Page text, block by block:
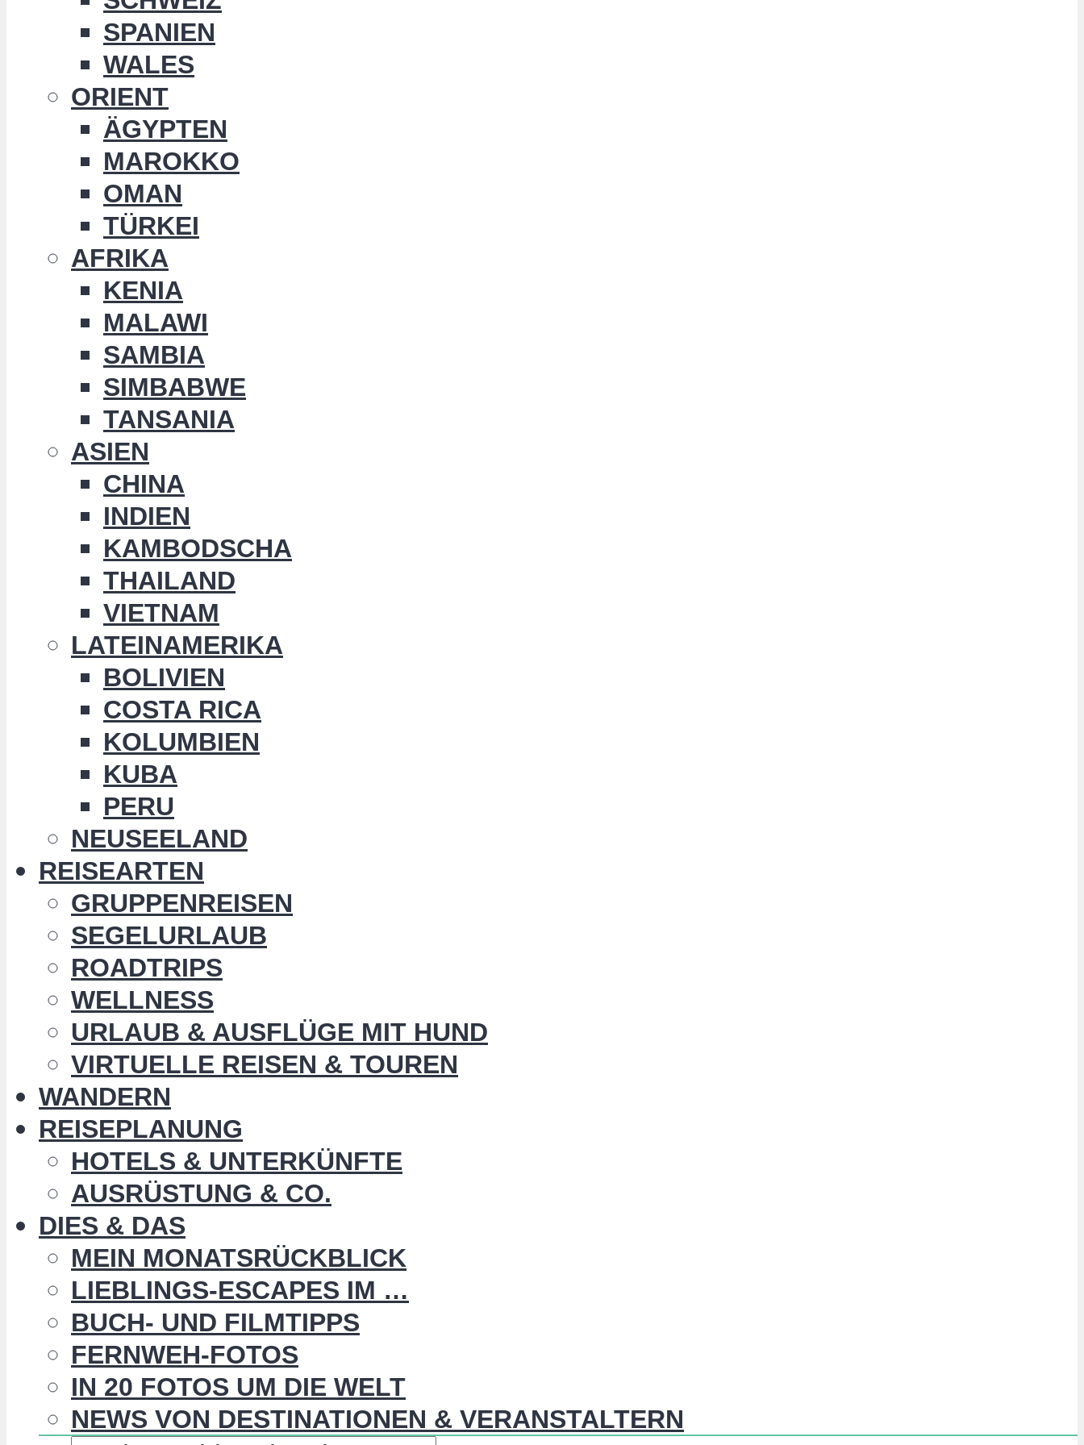
SPANIEN
WALES
ORIENT
ÄGYPTEN
MAROKKO
OMAN
TÜRKEI
AFRIKA
KENIA
MALAWI
SAMBIA
SIMBABWE
TANSANIA
ASIEN
CHINA
INDIEN
KAMBODSCHA
THAILAND
VIETNAM
LATEINAMERIKA
BOLIVIEN
COSTA RICA
KOLUMBIEN
KUBA
PERU
NEUSEELAND
REISEARTEN
GRUPPENREISEN
SEGELURLAUB
ROADTRIPS
WELLNESS
URLAUB & AUSFLÜGE MIT HUND
VIRTUELLE REISEN & TOUREN
WANDERN
REISEPLANUNG
HOTELS & UNTERKÜNFTE
AUSRÜSTUNG & CO.
DIES & DAS
MEIN MONATSRÜCKBLICK
LIEBLINGS-ESCAPES IM …
BUCH- UND FILMTIPPS
FERNWEH-FOTOS
IN 20 FOTOS UM DIE WELT
NEWS VON DESTINATIONEN & VERANSTALTERN